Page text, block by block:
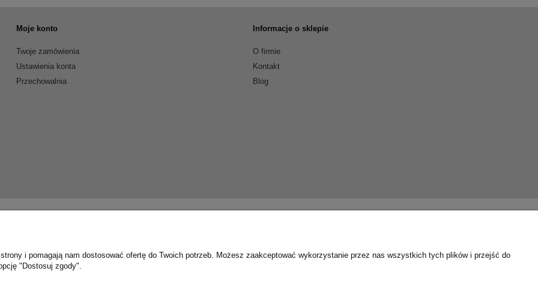
Moje konto
Twoje zamówienia
Ustawienia konta
Przechowalnia
Informacje o sklepie
O firmie
Kontakt
Blog
Sklep internetowy Shoper.pl
i pomagają nam dostosować ofertę do Twoich potrzeb. Możesz zaakceptować wykorzystanie przez nas wszystkich tych plików i przejść do
"Dostosuj zgody".